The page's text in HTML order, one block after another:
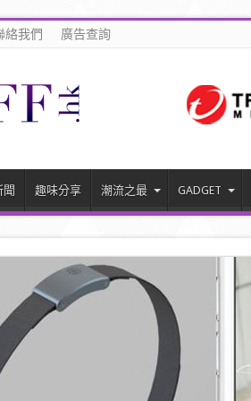
絡我們 廣告查詢
聞 趣味分享 潮流之最 GADGET